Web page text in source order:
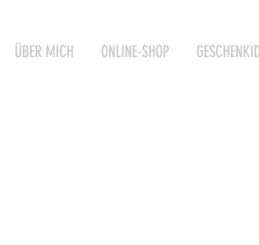
ÜBER MICH ONLINE-SHOP